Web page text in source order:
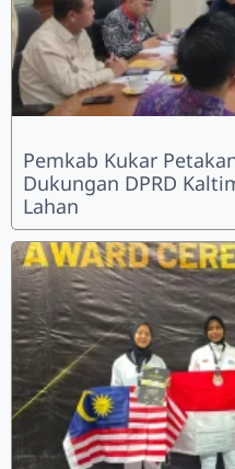
Pemkab Kukar
Dukungan DPRD
Lahan